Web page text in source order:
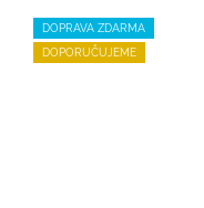
DOPRAVA ZDARMA
DOPORUČUJEME